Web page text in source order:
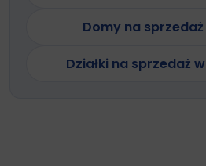
Domy na
Działki na sprzedaż